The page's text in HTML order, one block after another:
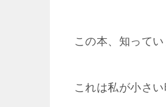
この本、知ってい
これは私が小さ